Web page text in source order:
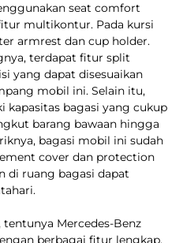
seat comfort
multikontur. Pada kursi
armrest dan cup holder.
terdapat fitur split
yang dapat disesuaikan
mobil ini. Selain itu,
kapasitas bagasi yang cukup
barang bawaan hingga
bagasi mobil ini sudah
cover dan protection
di ruang bagasi dapat
Mercedes-Benz
berbagai fitur lengkap,